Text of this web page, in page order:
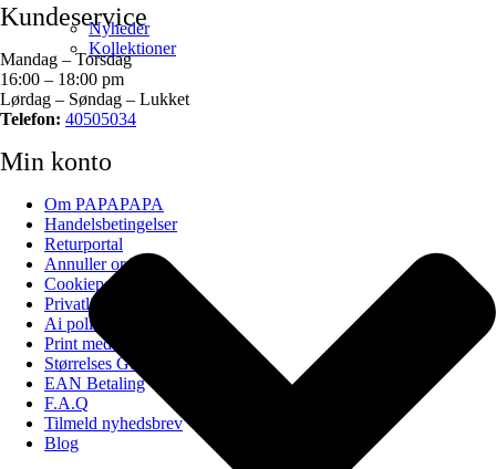
Nyheder
Kollektioner
Kundeservice
Mandag – Torsdag
16:00 – 18:00 pm
Lørdag – Søndag – Lukket
Telefon: 40505034
Min konto
Om PAPAPAPA
Handelsbetingelser
Returportal
Annuller ordre
Cookiepolitik (EU)
Privatlivspolitik
Ai politik
Print med eget billede
Størrelses Guide
EAN Betaling
F.A.Q
Tilmeld nyhedsbrev
Blog